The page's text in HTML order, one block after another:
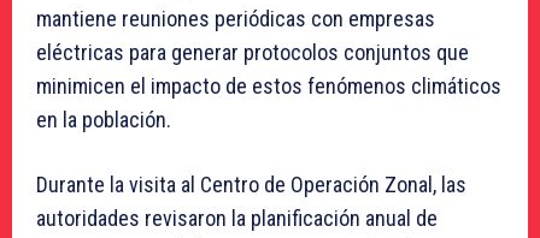
mantiene reuniones periódicas con empresas
eléctricas para generar protocolos conjuntos que
minimicen el impacto de estos fenómenos climáticos
en la población.
Durante la visita al Centro de Operación Zonal, las
autoridades revisaron la planificación anual de